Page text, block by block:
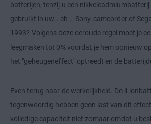
batterijen, tenzij u een
gebruikt in uw… eh … Sony-camcorder of
1993? Volgens deze oeroude regel moet je
leegmaken tot 0% voordat je hem opnieuw
het "geheugeneffect" optreedt en de
Even terug naar de werkelijkheid. De li-
tegenwoordig hebben geen last van dit
volledige capaciteit niet zomaar omdat u